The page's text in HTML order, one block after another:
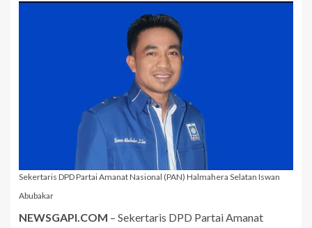
Sekertaris DPD Partai Amanat Nasional (PAN) Halmahera Selatan Iswan
Abubakar
NEWSGAPI.COM – Sekertaris DPD Partai Amanat